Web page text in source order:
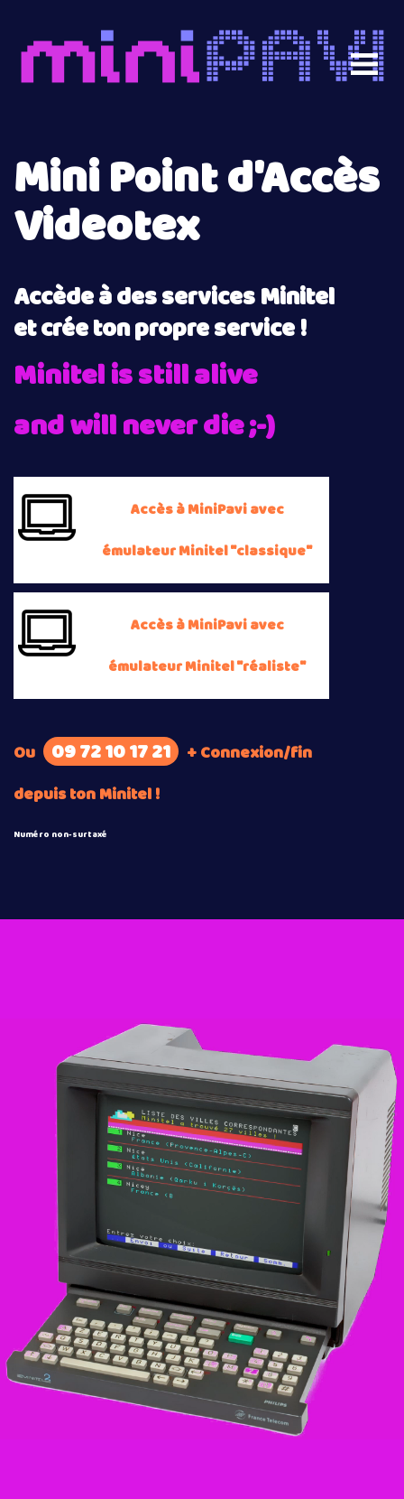
Mini Point d'Accès
Videotex
Accède à des services Minitel
et crée ton propre service !
Minitel is still alive
and will never die ;-)
Accès à MiniPavi avec
émulateur Minitel "classique"
Accès à MiniPavi avec
émulateur Minitel "réaliste"
Ou 09 72 10 17 21 + Connexion/fin
depuis ton Minitel !
Numéro non-surtaxé